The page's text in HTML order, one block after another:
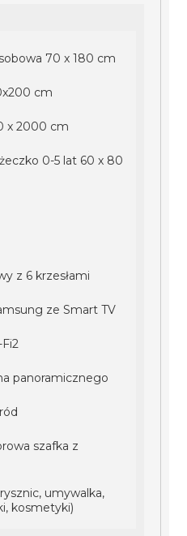
70 x 180 cm
cm
x 2000 cm
0-5 lat 60 x 80
z 6 krzesłami
ze Smart TV
panoramicznego
szafka z
umywalka,
kosmetyki)